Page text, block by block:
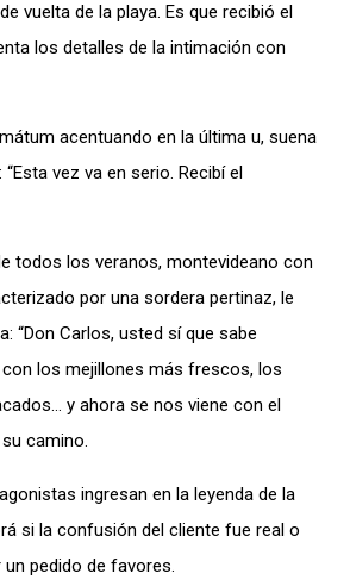
vuelta de la playa. Es que recibió el
los detalles de la intimación con
acentuando en la última u, suena
vez va en serio. Recibí el
todos los veranos, montevideano con
por una sordera pertinaz, le
“Don Carlos, usted sí que sabe
los mejillones más frescos, los
y ahora se nos viene con el
camino.
ingresan en la leyenda de la
si la confusión del cliente fue real o
pedido de favores.